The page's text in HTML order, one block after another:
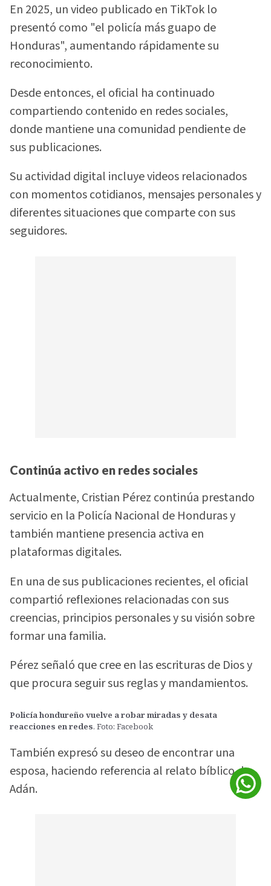
En 2025, un video publicado en TikTok lo
presentó como "el policía más guapo de
Honduras", aumentando rápidamente su
reconocimiento.
Desde entonces, el oficial ha continuado
compartiendo contenido en redes sociales,
donde mantiene una comunidad pendiente de
sus publicaciones.
Su actividad digital incluye videos relacionados
con momentos cotidianos, mensajes personales y
diferentes situaciones que comparte con sus
seguidores.
Continúa activo en redes sociales
Actualmente, Cristian Pérez continúa prestando
servicio en la Policía Nacional de Honduras y
también mantiene presencia activa en
plataformas digitales.
En una de sus publicaciones recientes, el oficial
compartió reflexiones relacionadas con sus
creencias, principios personales y su visión sobre
formar una familia.
Pérez señaló que cree en las escrituras de Dios y
que procura seguir sus reglas y mandamientos.
Policía hondureño vuelve a robar miradas y desata
reacciones en redes. Foto: Facebook
También expresó su deseo de encontrar una
esposa, haciendo referencia al relato bíblico de
Adán.